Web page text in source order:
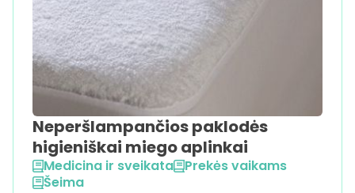
Neperšlampančios paklodės
higieniškai miego aplinkai
Medicina ir sveikata
Prekės vaikams
Šeima